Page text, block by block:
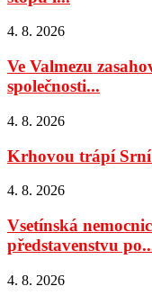
4. 8. 2026
Ve Valmezu
společnosti...
4. 8. 2026
Krhovou trápí Srní
4. 8. 2026
Vsetínská
představenstvu
4. 8. 2026